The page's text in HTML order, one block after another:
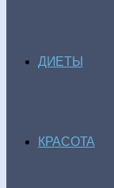
ДИЕТЫ
КРАСОТА